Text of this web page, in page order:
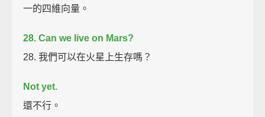
一的四維向量。
28. Can we live on Mars?
28. 我們可以在火星上生存嗎？
Not yet.
還不行。